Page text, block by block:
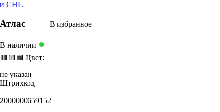
Атлас В избранное
В наличии ●
🟥 🟨 🟩 Цвет:
не указан
Штрихкод
—
2000000659152